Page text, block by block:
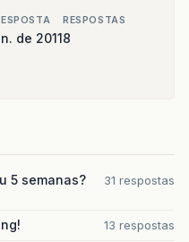
de 2011
RESPOSTAS
8
5 semanas?
31 respostas
13 respostas